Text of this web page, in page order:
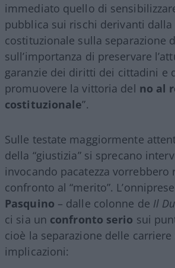
immediato quello di
pubblica sui rischi derivanti
costituzionale sulla separazione
sull’importanza di preservare
garanzie dei diritti dei cittadini e
promuovere la vittoria del no al
costituzionale”.
Sulle testate maggiormente
della “giustizia” si sprecano
invocando pacatezza vorrebbero
confronto al “merito”.
Pasquino – dalle colonne de Il
ci sia un confronto serio sui
cioè la separazione delle
implicazioni: